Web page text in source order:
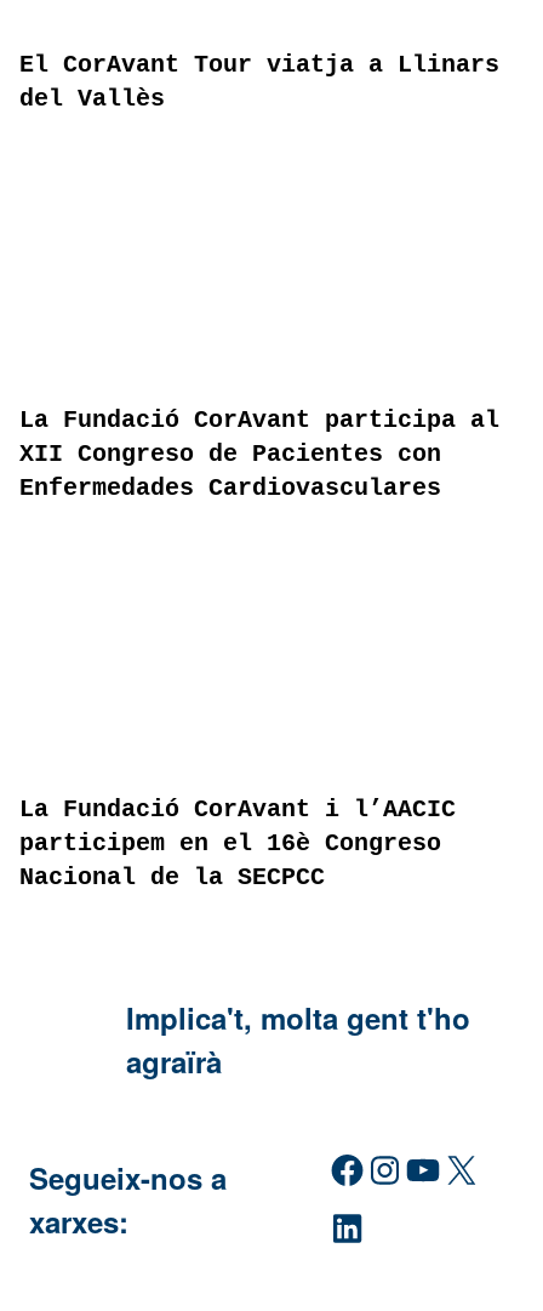
El CorAvant Tour viatja a Llinars
del Vallès
La Fundació CorAvant participa al
XII Congreso de Pacientes con
Enfermedades Cardiovasculares
La Fundació CorAvant i l’AACIC
participem en el 16è Congreso
Nacional de la SECPCC
Implica't, molta gent t'ho
agraïrà
Segueix-nos a
xarxes:
Facebook Instagram YouTube
X
LinkedIn